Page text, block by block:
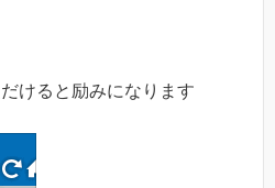
けると励みになります